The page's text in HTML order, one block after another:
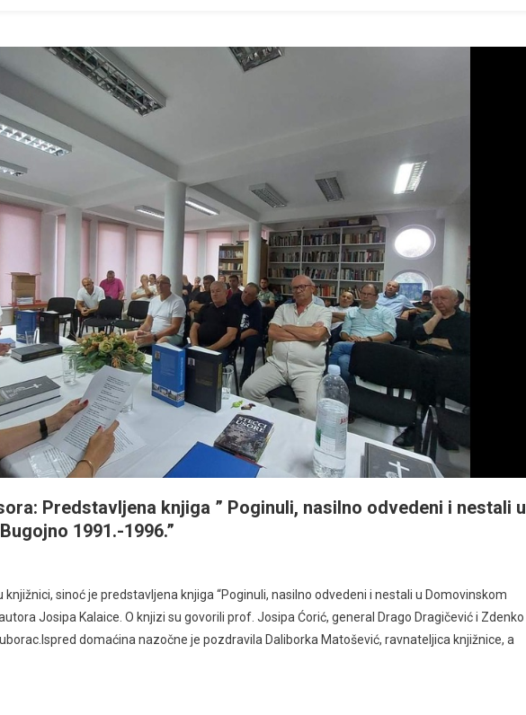
Predstavljena knjiga ” Poginuli, nasilno odvedeni i nestali u
1991.-1996.”
sinoć je predstavljena knjiga “Poginuli, nasilno odvedeni i nestali u Domovinskom
Josipa Kalaice. O knjizi su govorili prof. Josipa Ćorić, general Drago Dragičević i Zdenko
domaćina nazočne je pozdravila Daliborka Matošević, ravnateljica knjižnice, a